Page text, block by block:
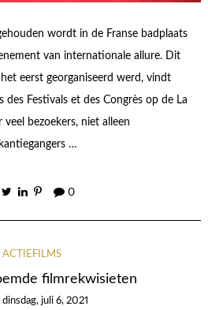
wordt in de Franse badplaats
van internationale allure. Dit
eerst georganiseerd werd, vindt
des Festivals et des Congrès op de La
bezoekers, niet alleen
…
0
ACTIEFILMS
filmrekwisieten
dinsdag, juli 6, 2021